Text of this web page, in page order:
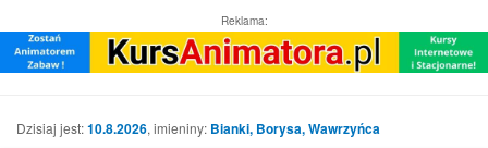
Reklama:
Dzisiaj jest:10.8.2026, imieniny: Bianki, Borysa, Wawrzyńca